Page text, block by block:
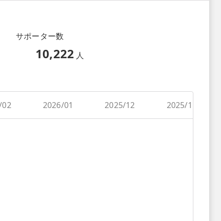
サポーター数
10,222 人
02 2026/01 2025/12 2025/11